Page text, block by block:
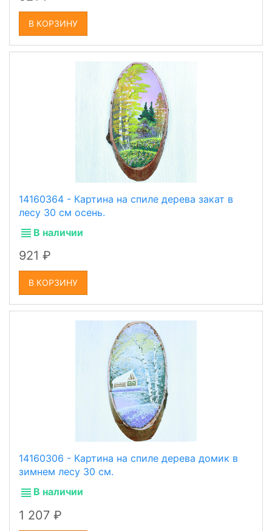
В КОРЗИНУ
14160364 - Картина на спиле дерева закат в
лесу 30 см осень.
В наличии
921
В КОРЗИНУ
14160306 - Картина на спиле дерева домик в
зимнем лесу 30 см.
В наличии
1 207